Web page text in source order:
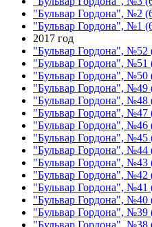
"Бульвар Гордона", №2
"Бульвар Гордона", №1
2017 год
"Бульвар Гордона", №52
"Бульвар Гордона", №51
"Бульвар Гордона", №50
"Бульвар Гордона", №49
"Бульвар Гордона", №48
"Бульвар Гордона", №47
"Бульвар Гордона", №46
"Бульвар Гордона", №45
"Бульвар Гордона", №44
"Бульвар Гордона", №43
"Бульвар Гордона", №42
"Бульвар Гордона", №41
"Бульвар Гордона", №40
"Бульвар Гордона", №39
"Бульвар Гордона", №38